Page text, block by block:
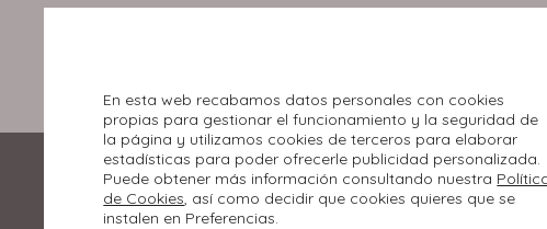
En esta web recabamos datos personales con cookies
propias para gestionar el funcionamiento y la seguridad de
la página y utilizamos cookies de terceros para elaborar
estadísticas para poder ofrecerle publicidad personalizada.
Puede obtener más información consultando nuestra
de Cookies, así como decidir que cookies quieres que se
instalen en Preferencias.